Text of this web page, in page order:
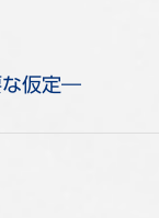
な仮定―